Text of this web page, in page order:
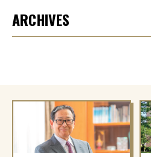
ARCHIVES